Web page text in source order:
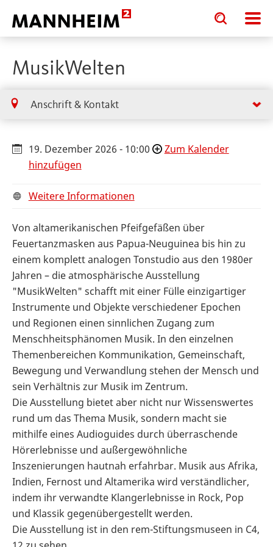
Toggle
search
input
Toggle
search
input
MusikWelten
Anschrift & Kontakt
19. Dezember 2026 - 10:00
Zum Kalender
hinzufügen
Weitere Informationen
Von altamerikanischen Pfeifgefäßen über
Feuertanzmasken aus Papua-Neuguinea bis hin zu
einem komplett analogen Tonstudio aus den 1980er
Jahren – die atmosphärische Ausstellung
"MusikWelten" schafft mit einer Fülle einzigartiger
Instrumente und Objekte verschiedener Epochen
und Regionen einen sinnlichen Zugang zum
Menschheitsphänomen Musik. In den einzelnen
Themenbereichen Kommunikation, Gemeinschaft,
Bewegung und Verwandlung stehen der Mensch und
sein Verhältnis zur Musik im Zentrum.
Die Ausstellung bietet aber nicht nur Wissenswertes
rund um das Thema Musik, sondern macht sie
mithilfe eines Audioguides durch überraschende
Hörerlebnisse und außergewöhnliche
Inszenierungen hautnah erfahrbar. Musik aus Afrika,
Indien, Fernost und Altamerika wird verständlicher,
indem ihr verwandte Klangerlebnisse in Rock, Pop
und Klassik gegenübergestellt werden.
Die Ausstellung ist in den rem-Stiftungsmuseen in C4,